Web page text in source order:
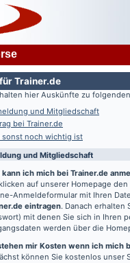
Trainer.de
hier Auskünfte zu
und Mitgliedschaft
bei Trainer.de
sonst noch wichtig ist
und Mitgliedschaft
kann ich mich bei Trainer.de
auf unserer Homepage
Anmeldeformular mit Ihren
eintragen. Danach erhalten
mit denen Sie sich in Ihren
werden über die
mir Kosten wenn ich mich
können Sie kostenlos unser